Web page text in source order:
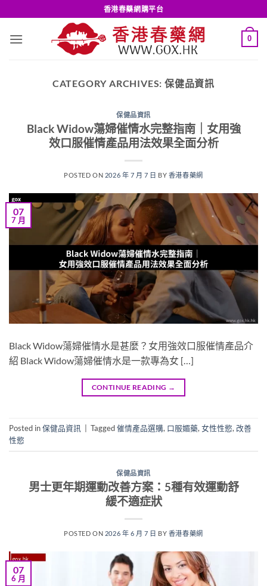
to
content
香港春藥網購平台
0
CATEGORY ARCHIVES:保健品資訊
保健品資訊
Black Widow蕩婦催情水完整指南｜女用強
效口服催情產品用法效果全面分析
POSTED ON 2026 年 7 月 7 日 BY 香港春藥網
07
7 月
Black Widow蕩婦催情水是甚麼？女用強效口服催情產品介
紹 Black Widow蕩婦催情水是一款專為女 […]
CONTINUE READING →
Posted in保健品資訊 Tagged催情產品選購, 口服媚藥,女性性慾, 改善
性慾
保健品資訊
男士更年期運動改善方案：5種有效運動舒
緩不適症狀
POSTED ON 2026 年 6 月 7 日 BY 香港春藥網
07
6 月